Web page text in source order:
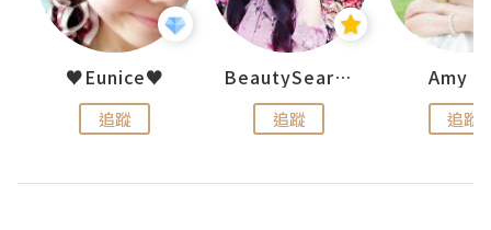
♥Eunice♥
追蹤
BeautySearch
追蹤
Amy
追蹤